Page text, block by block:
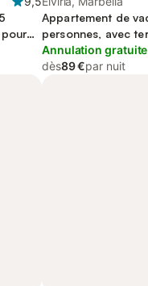
Appartement de
personnes, avec
piscine et bassin
Annulation gratuite
dès89 €par nuit